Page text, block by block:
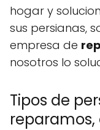
hogar y
sus persianas,
empresa de
nosotros lo
Tipos de